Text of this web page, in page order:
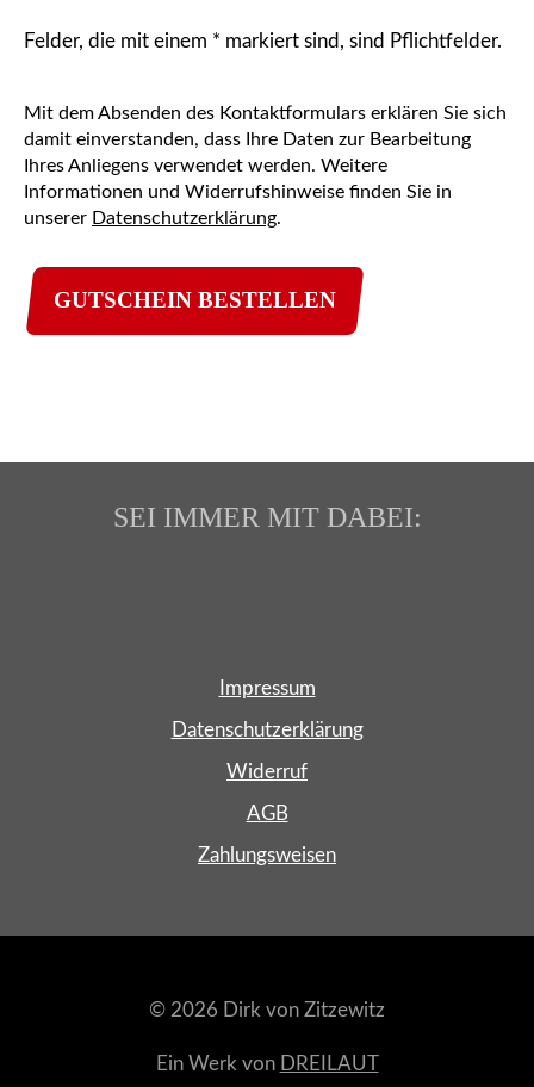
lasse
Feld
leer.
Felder, die mit einem * markiert sind, sind Pflichtfelder.
Mit dem Absenden des Kontaktformulars erklären Sie sich
damit einverstanden, dass Ihre Daten zur Bearbeitung
Ihres Anliegens verwendet werden. Weitere
Informationen und Widerrufshinweise finden Sie in
unserer Datenschutzerklärung.
SEI IMMER MIT DABEI:
Impressum
Datenschutzerklärung
Widerruf
AGB
Zahlungsweisen
© 2026 Dirk von Zitzewitz
Ein Werk von DREILAUT